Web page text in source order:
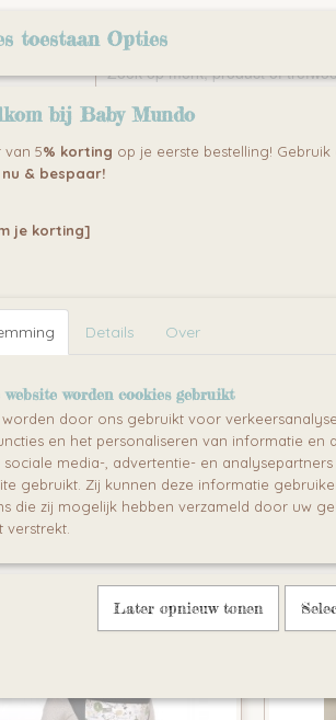
Sling
toestaan Opties
bij Baby Mundo
van 5% korting op je eerste bestelling! Gebruik
nu & bespaar!
je korting]
Details Over
website worden cookies gebruikt
worden door ons gebruikt voor
en het personaliseren van informatie en
sociale media-, advertentie- en
gebruikt. Zij kunnen deze informatie
die zij mogelijk hebben verzameld door uw
verstrekt.
Later opnieuw tonen